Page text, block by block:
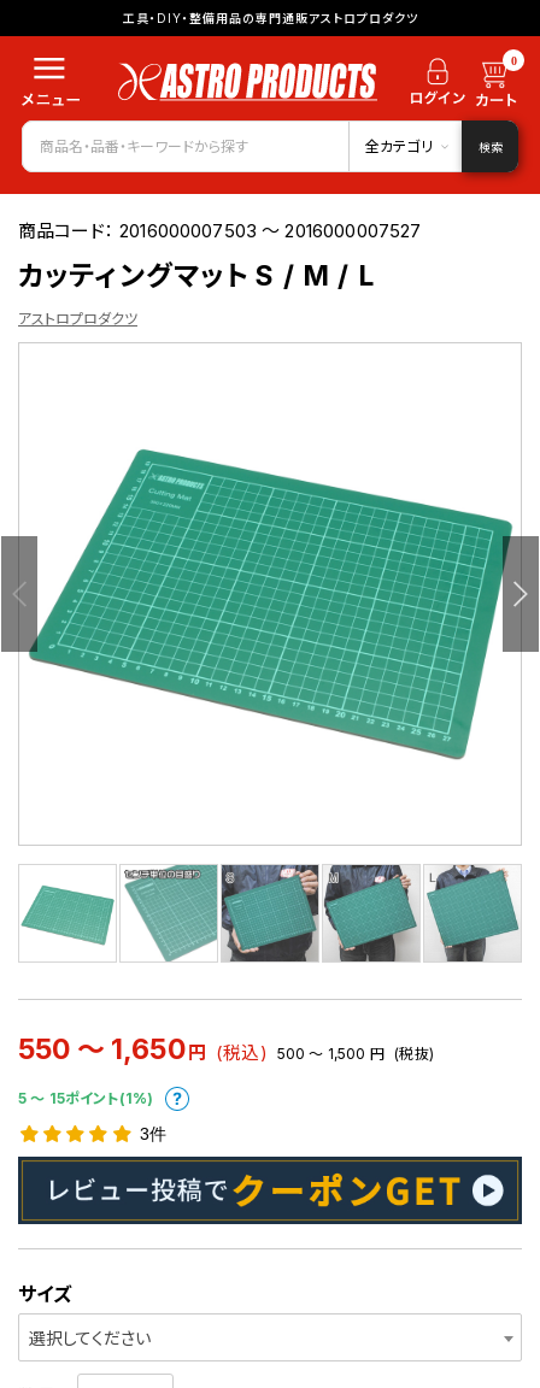
工具・DIY・整備用品の専門通販アストロプロダクツ
0
全カテゴリ 検索
商品コード：2016000007503 ～ 2016000007527
カッティングマット S / M / L
アストロプロダクツ
550 ～ 1,650 円 (税込) 500 ～ 1,500 円 (税抜)
5 〜 15ポイント(1%)
3件
サイズ
選択してください